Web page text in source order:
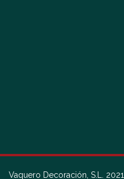
Vaquero Decoración, S.L. 2021